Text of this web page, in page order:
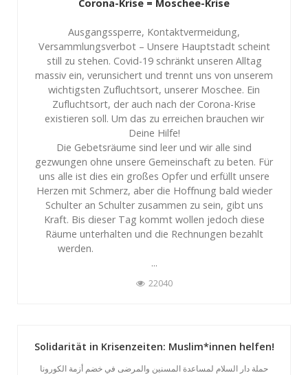
Corona-Krise = Moschee-Krise
Ausgangssperre, Kontaktvermeidung,
Versammlungsverbot – Unsere Hauptstadt scheint
still zu stehen. Covid-19 schränkt unseren Alltag
massiv ein, verunsichert und trennt uns von unserem
wichtigsten Zufluchtsort, unserer Moschee. Ein
Zufluchtsort, der auch nach der Corona-Krise
existieren soll. Um das zu erreichen brauchen wir
Deine Hilfe!
Die Gebetsräume sind leer und wir alle sind
gezwungen ohne unsere Gemeinschaft zu beten. Für
uns alle ist dies ein großes Opfer und erfüllt unsere
Herzen mit Schmerz, aber die Hoffnung bald wieder
Schulter an Schulter zusammen zu sein, gibt uns
Kraft. Bis dieser Tag kommt wollen jedoch diese
Räume unterhalten und die Rechnungen bezahlt
werden.
...
22040
Solidarität in Krisenzeiten: Muslim*innen helfen!
حملة دار السلام لمساعدة المسنين والمرضى في خضم أزمة الكورونا